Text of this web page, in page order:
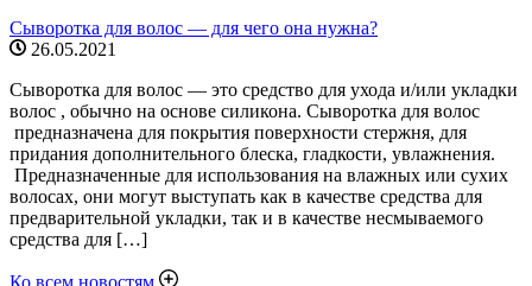
Сыворотка для волос — для чего она нужна?
26.05.2021
Сыворотка для волос — это средство для ухода и/или укладки
волос , обычно на основе силикона. Сыворотка для волос
предназначена для покрытия поверхности стержня, для
придания дополнительного блеска, гладкости, увлажнения.
Предназначенные для использования на влажных или сухих
волосах, они могут выступать как в качестве средства для
предварительной укладки, так и в качестве несмываемого
средства для […]